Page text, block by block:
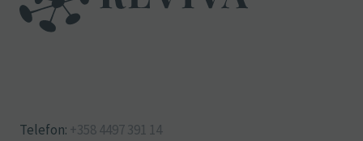
Telefon: +358 4497 391 14